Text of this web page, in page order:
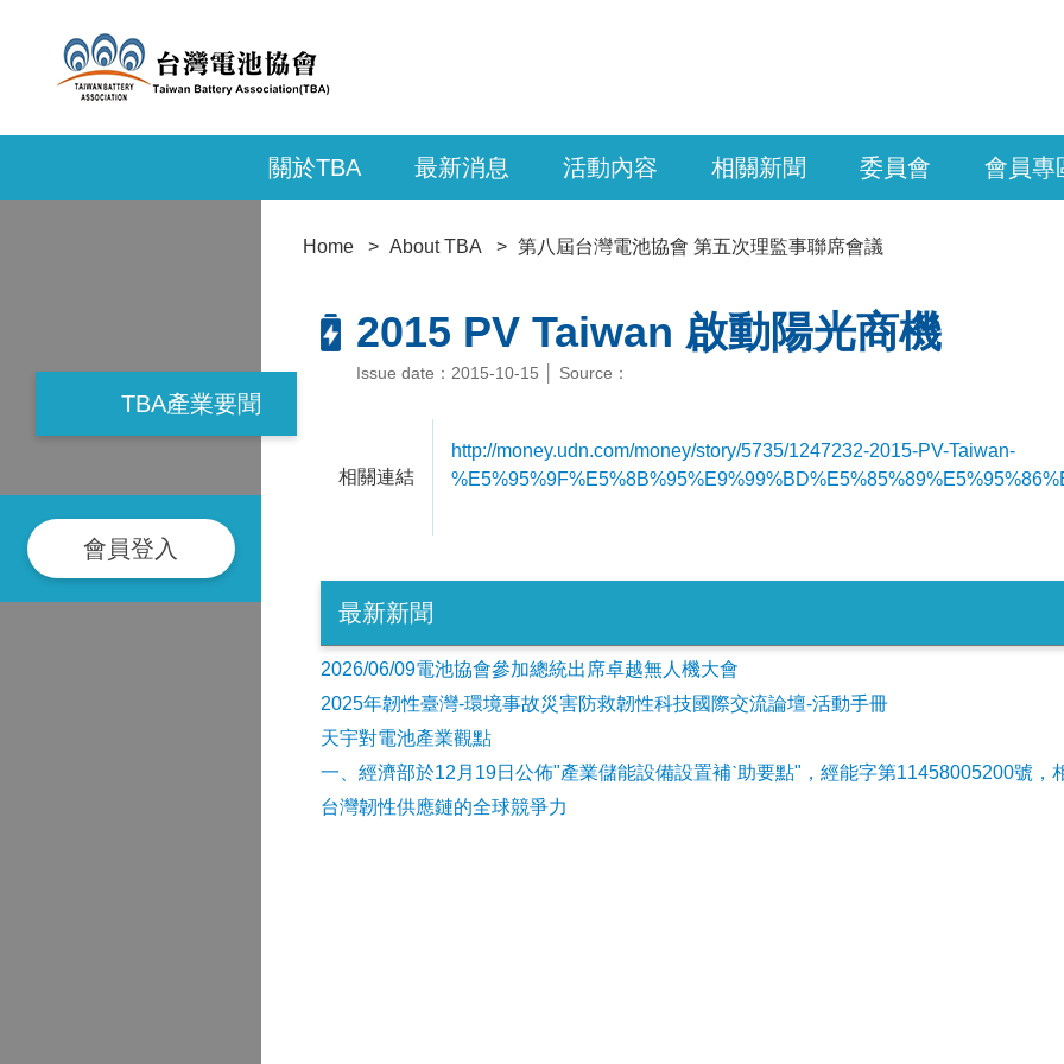
關於TBA 最新消息 活動內容 相關新聞 委員會 會員專
TBA產業要聞
會員登入
Home About TBA 第八屆台灣電池協會 第五次理監事聯席會議
2015 PV Taiwan 啟動陽光商機
Issue date：2015-10-15 │ Source：
相關連結
http://money.udn.com/money/story/5735/1247232-2015-PV-Taiwan-
最新新聞
2026/06/09電池協會參加總統出席卓越無人機大會
2025年韌性臺灣-環境事故災害防救韌性科技國際交流論壇-活動手冊
天宇對電池產業觀點
一、經濟部於12月19日公佈"產業儲能設備設置補ˋ助要點"，經能字第11458005200號，
台灣韌性供應鏈的全球競爭力